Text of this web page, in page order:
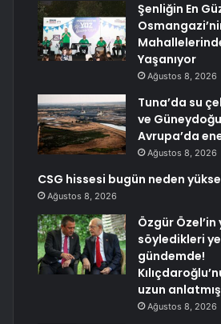
Şenliğin En
Yaşanıyor
Ağustos 8, 2026
Tuna’da su
ve Güneydoğu
Avrupa’da
Ağustos 8, 2026
CSG hissesi bugün neden
Ağustos 8, 2026
Özgür Özel’in
söyledikleri
gündemde!
uzun anlatmış
Ağustos 8, 2026